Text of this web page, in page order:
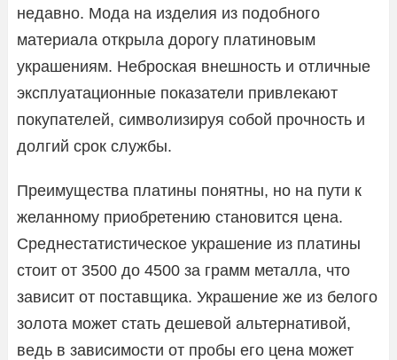
недавно. Мода на изделия из подобного
материала открыла дорогу платиновым
украшениям. Неброская внешность и отличные
эксплуатационные показатели привлекают
покупателей, символизируя собой прочность и
долгий срок службы.
Преимущества платины понятны, но на пути к
желанному приобретению становится цена.
Среднестатистическое украшение из платины
стоит от 3500 до 4500 за грамм металла, что
зависит от поставщика. Украшение же из белого
золота может стать дешевой альтернативой,
ведь в зависимости от пробы его цена может